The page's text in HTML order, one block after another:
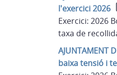
l'exercici 2026
Exercici: 2026
taxa de
AJUNTAMENT
baixa tensió i